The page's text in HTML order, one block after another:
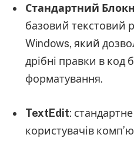
Стандартний
базовий текстовий
Windows, який
дрібні правки в код
форматування.
TextEdit:
користувачів